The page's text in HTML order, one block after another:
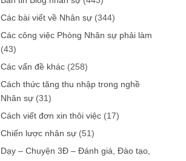
Các bài viết về Nhân sự (344)
Các công việc Phòng Nhân sự phải làm
(43)
Các vấn đề khác (258)
Cách thức tăng thu nhập trong nghề
Nhân sự (31)
Cách viết đơn xin thôi việc (17)
Chiến lược nhân sự (51)
Dạy – Chuyện 3Đ – Đánh giá, Đào tạo,